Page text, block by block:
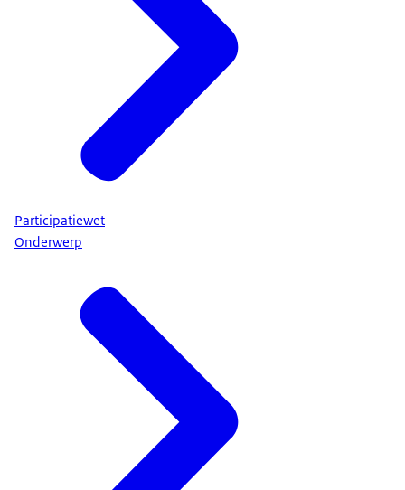
Participatiewet
Onderwerp